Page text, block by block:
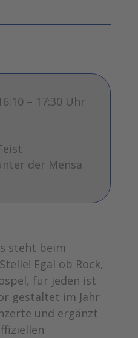
– 17:30 Uhr
der Mensa
steht beim
Egal ob Rock,
für jeden ist
gestaltet im Jahr
und ergänzt